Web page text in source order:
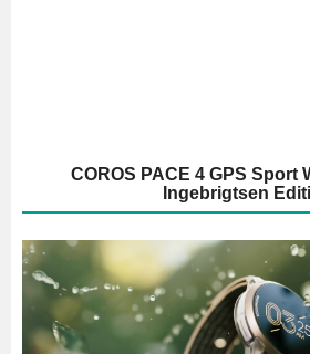
COROS PACE 4 GPS Sport
Ingebrigtsen